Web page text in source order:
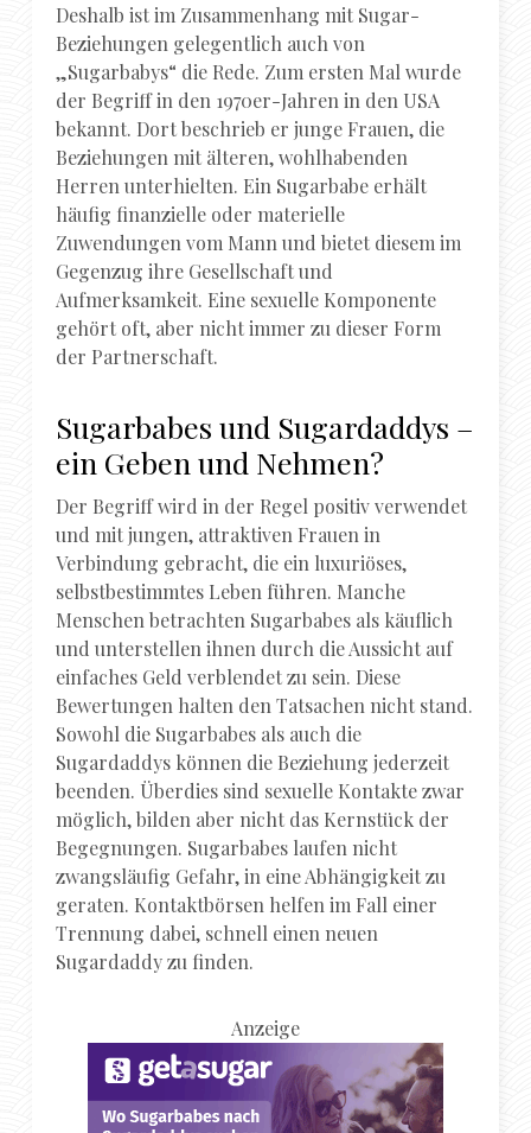
Deshalb ist im Zusammenhang mit Sugar-
Beziehungen gelegentlich auch von
„Sugarbabys“ die Rede. Zum ersten Mal wurde
der Begriff in den 1970er-Jahren in den USA
bekannt. Dort beschrieb er junge Frauen, die
Beziehungen mit älteren, wohlhabenden
Herren unterhielten. Ein Sugarbabe erhält
häufig finanzielle oder materielle
Zuwendungen vom Mann und bietet diesem im
Gegenzug ihre Gesellschaft und
Aufmerksamkeit. Eine sexuelle Komponente
gehört oft, aber nicht immer zu dieser Form
der Partnerschaft.
Sugarbabes und Sugardaddys –
ein Geben und Nehmen?
Der Begriff wird in der Regel positiv verwendet
und mit jungen, attraktiven Frauen in
Verbindung gebracht, die ein luxuriöses,
selbstbestimmtes Leben führen. Manche
Menschen betrachten Sugarbabes als käuflich
und unterstellen ihnen durch die Aussicht auf
einfaches Geld verblendet zu sein. Diese
Bewertungen halten den Tatsachen nicht stand.
Sowohl die Sugarbabes als auch die
Sugardaddys können die Beziehung jederzeit
beenden. Überdies sind sexuelle Kontakte zwar
möglich, bilden aber nicht das Kernstück der
Begegnungen. Sugarbabes laufen nicht
zwangsläufig Gefahr, in eine Abhängigkeit zu
geraten. Kontaktbörsen helfen im Fall einer
Trennung dabei, schnell einen neuen
Sugardaddy zu finden.
Anzeige